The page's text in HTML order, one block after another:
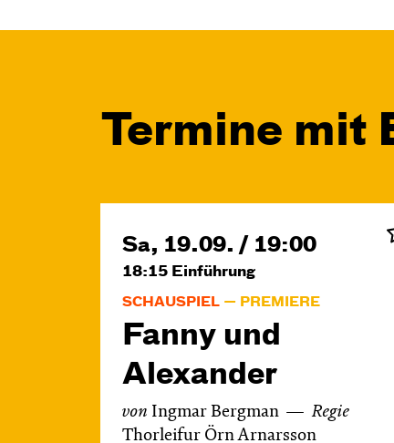
Termine mit
Sa, 19.09. / 19:00
18:15 Einführung
SCHAUSPIEL PREMIERE
Fanny und
Alexander
von Ingmar Bergman
Regie
Thorleifur Örn Arnarsson